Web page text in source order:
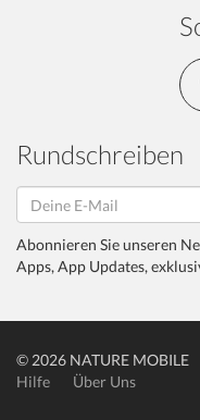
Rundschreiben
Abonnieren Sie unseren
Apps, App Updates,
© 2026 NATURE MOBILE
Hilfe
Über Uns